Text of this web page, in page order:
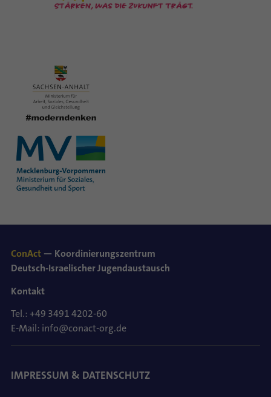
ConAct — Koordinierungszentrum
Deutsch-Israelischer Jugendaustausch
Kontakt
Tel.: +49 3491 4202-60
E-Mail: info@conact-org.de
IMPRESSUM & DATENSCHUTZ